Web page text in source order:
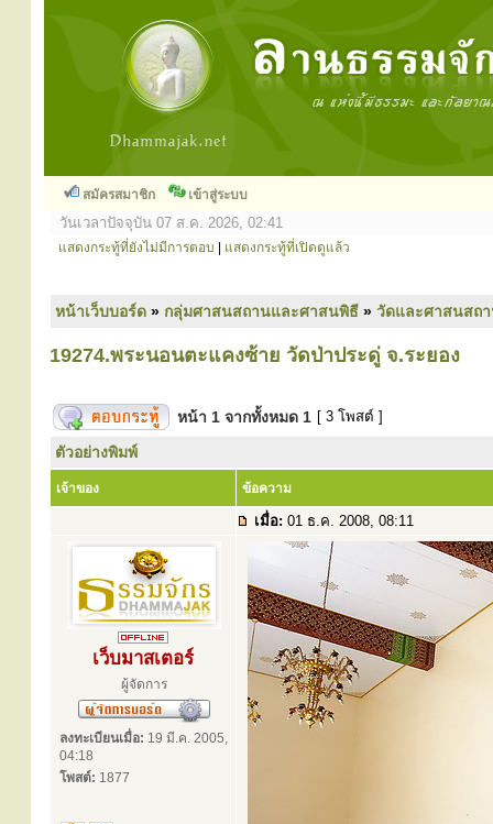
สมัครสมาชิก เข้าสู่ระบบ
วันเวลาปัจจุบัน 07 ส.ค. 2026, 02:41
แสดงกระทู้ที่ยังไม่มีการตอบ แสดงกระทู้ที่เปิดดูแล้ว
หน้าเว็บบอร์ด » กลุ่มศาสนสถานและศาสนพิธี » วัดและศาสนสถ
19274.พระนอนตะแคงซ้าย วัดป่าประดู่ จ.ระยอง
หน้า 1 จากทั้งหมด 1 [ 3 โพสต์ ]
ตัวอย่างพิมพ์
เจ้าของ ข้อความ
เมื่อ: 01 ธ.ค. 2008, 08:11
เว็บมาสเตอร์
ผู้จัดการ
ลงทะเบียนเมื่อ: 19 มี.ค. 2005,
04:18
โพสต์: 1877